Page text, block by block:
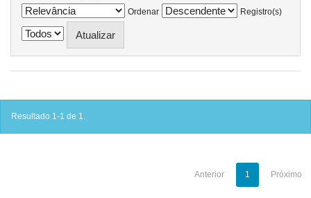
Ordenar
Registro(s)
Resultado 1-1 de 1.
Anterior 1 Próximo